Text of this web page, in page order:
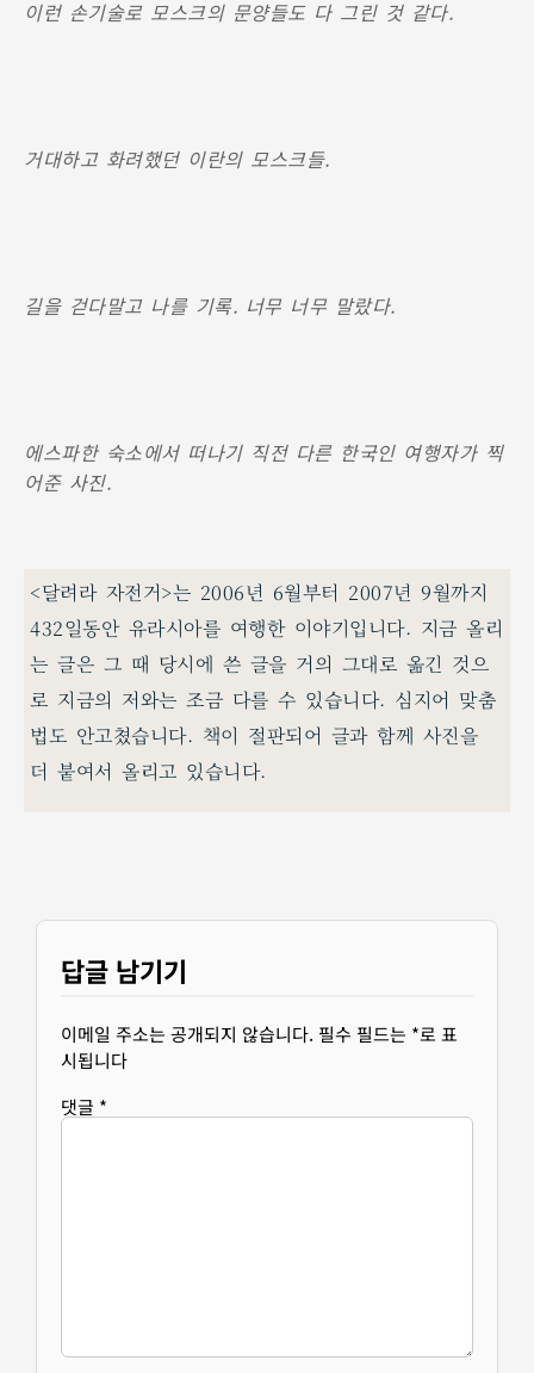
이런 손기술로 모스크의 문양들도 다 그린 것 같다.
거대하고 화려했던 이란의 모스크들.
길을 걷다말고 나를 기록. 너무 너무 말랐다.
에스파한 숙소에서 떠나기 직전 다른 한국인 여행자가 찍
어준 사진.
<달려라 자전거>는 2006년 6월부터 2007년 9월까지
432일동안 유라시아를 여행한 이야기입니다. 지금 올리
는 글은 그 때 당시에 쓴 글을 거의 그대로 옮긴 것으
로 지금의 저와는 조금 다를 수 있습니다. 심지어 맞춤
법도 안고쳤습니다. 책이 절판되어 글과 함께 사진을
더 붙여서 올리고 있습니다.
답글 남기기
이메일 주소는 공개되지 않습니다. 필수 필드는 *로 표
시됩니다
댓글 *